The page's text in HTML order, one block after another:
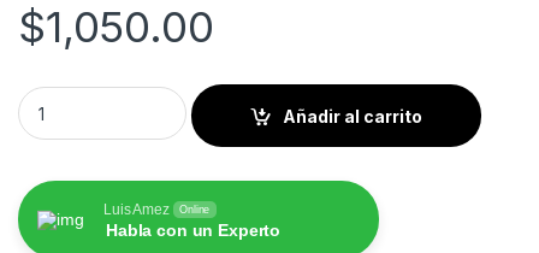
$1,050.00
Nissan Frontier | Navara | NP300 2014 al 2026 Pantalla
Añadir al carrito
Luis Amez Online
Habla con un Experto